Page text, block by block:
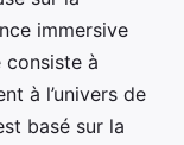
immersive
consiste à
à l’univers de
basé sur la